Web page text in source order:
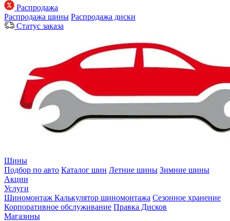
Распродажа
Распродажа шины Распродажа диски
Статус заказа
Шины
Подбор по авто Каталог шин Летние шины Зимние шины
Акции
Услуги
Шиномонтаж Калькулятор шиномонтажа Сезонное хранение
Корпоративное обслуживание Правка Дисков
Магазины